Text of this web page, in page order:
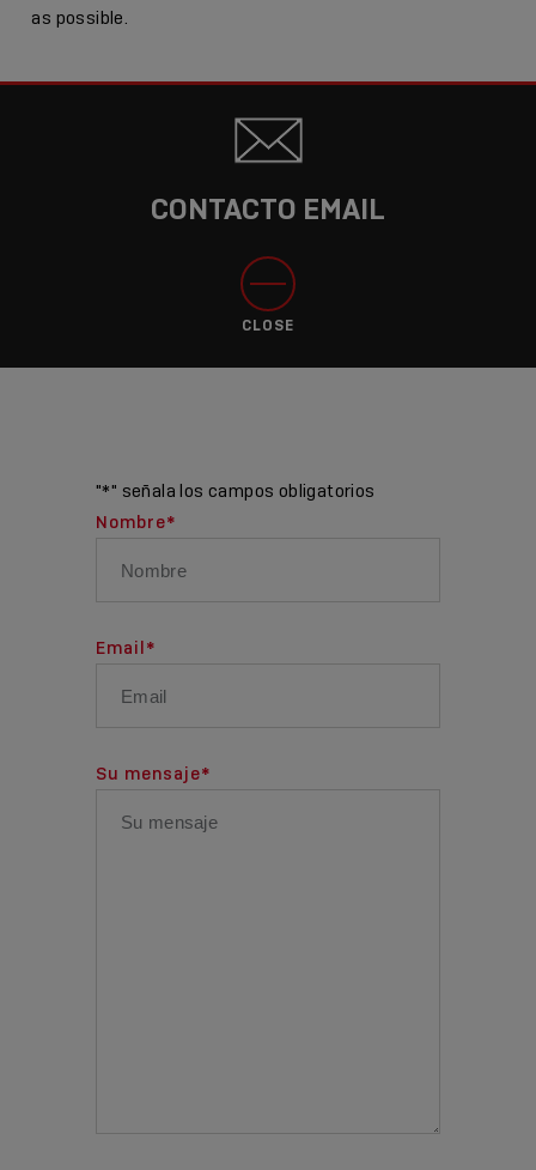
as possible.
CONTACTO EMAIL
CLOSE
"*" señala los campos obligatorios
Nombre*
Email*
Su mensaje*